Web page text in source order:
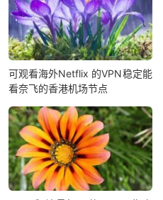
可观看海外Netflix 的VPN稳定能
看奈飞的香港机场节点